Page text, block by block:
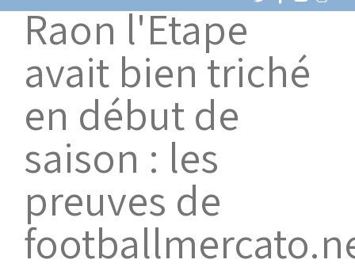
Raon l'Etape
avait bien triché
en début de
saison : les
preuves de